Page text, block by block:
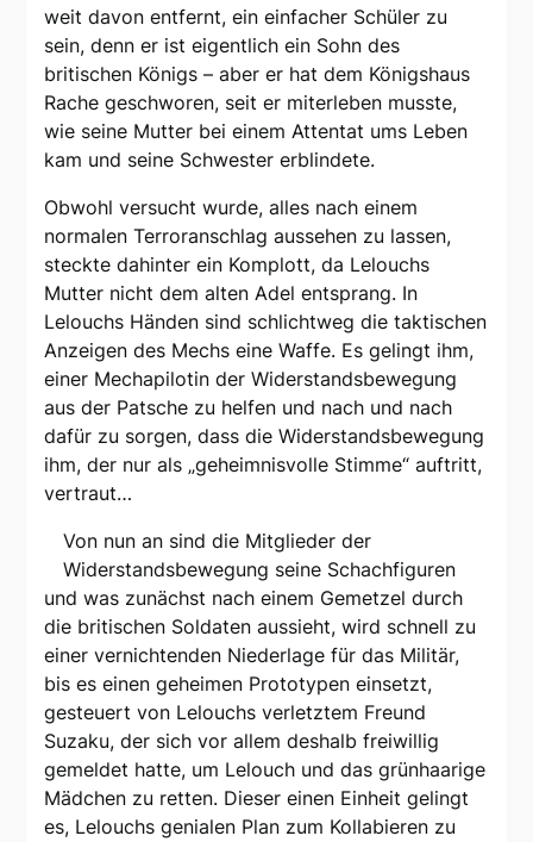
weit davon entfernt, ein einfacher Schüler zu
sein, denn er ist eigentlich ein Sohn des
britischen Königs – aber er hat dem Königshaus
Rache geschworen, seit er miterleben musste,
wie seine Mutter bei einem Attentat ums Leben
kam und seine Schwester erblindete.
Obwohl versucht wurde, alles nach einem
normalen Terroranschlag aussehen zu lassen,
steckte dahinter ein Komplott, da Lelouchs
Mutter nicht dem alten Adel entsprang. In
Lelouchs Händen sind schlichtweg die taktischen
Anzeigen des Mechs eine Waffe. Es gelingt ihm,
einer Mechapilotin der Widerstandsbewegung
aus der Patsche zu helfen und nach und nach
dafür zu sorgen, dass die Widerstandsbewegung
ihm, der nur als „geheimnisvolle Stimme“ auftritt,
vertraut…
Von nun an sind die Mitglieder der
Widerstandsbewegung seine Schachfiguren
und was zunächst nach einem Gemetzel durch
die britischen Soldaten aussieht, wird schnell zu
einer vernichtenden Niederlage für das Militär,
bis es einen geheimen Prototypen einsetzt,
gesteuert von Lelouchs verletztem Freund
Suzaku, der sich vor allem deshalb freiwillig
gemeldet hatte, um Lelouch und das grünhaarige
Mädchen zu retten. Dieser einen Einheit gelingt
es, Lelouchs genialen Plan zum Kollabieren zu